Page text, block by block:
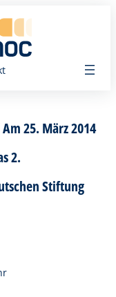
25. März 2014
2.
Stiftung